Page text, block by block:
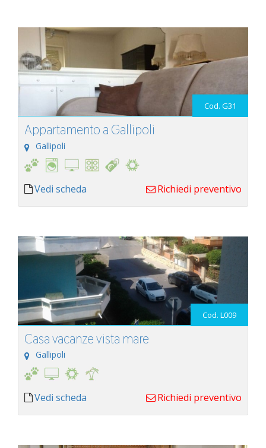
Cod. G31
Appartamento a Gallipoli
Gallipoli
Vedi scheda Richiedi preventivo
Cod. L009
Casa vacanze vista mare
Gallipoli
Vedi scheda Richiedi preventivo